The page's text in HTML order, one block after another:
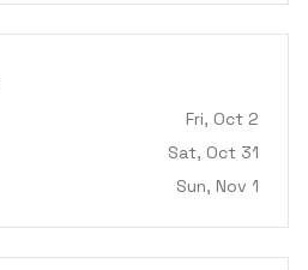
Fri, Oct 2
Sat, Oct 31
Sun, Nov 1